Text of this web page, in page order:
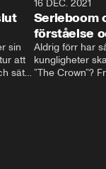
sin
att
sätta
16 DEC. 2021
Serieboom
förståelse
Aldrig förr har
kungligheter
”The Crown”?